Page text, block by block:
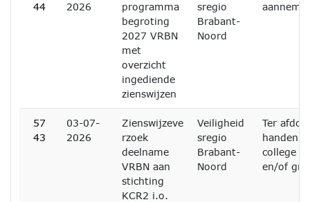
44
2026
programma
begroting
2027 VRBN
met
overzicht
ingediende
zienswijzen
sregio
Brabant-
Noord
57
43
03-07-
2026
Zienswijzeve
rzoek
deelname
VRBN aan
stichting
KCR2 i.o.
Veiligheid
sregio
Brabant-
Noord
Ter
handen
college
en/of